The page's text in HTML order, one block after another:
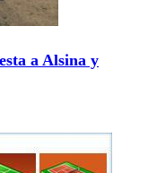
a Alsina y